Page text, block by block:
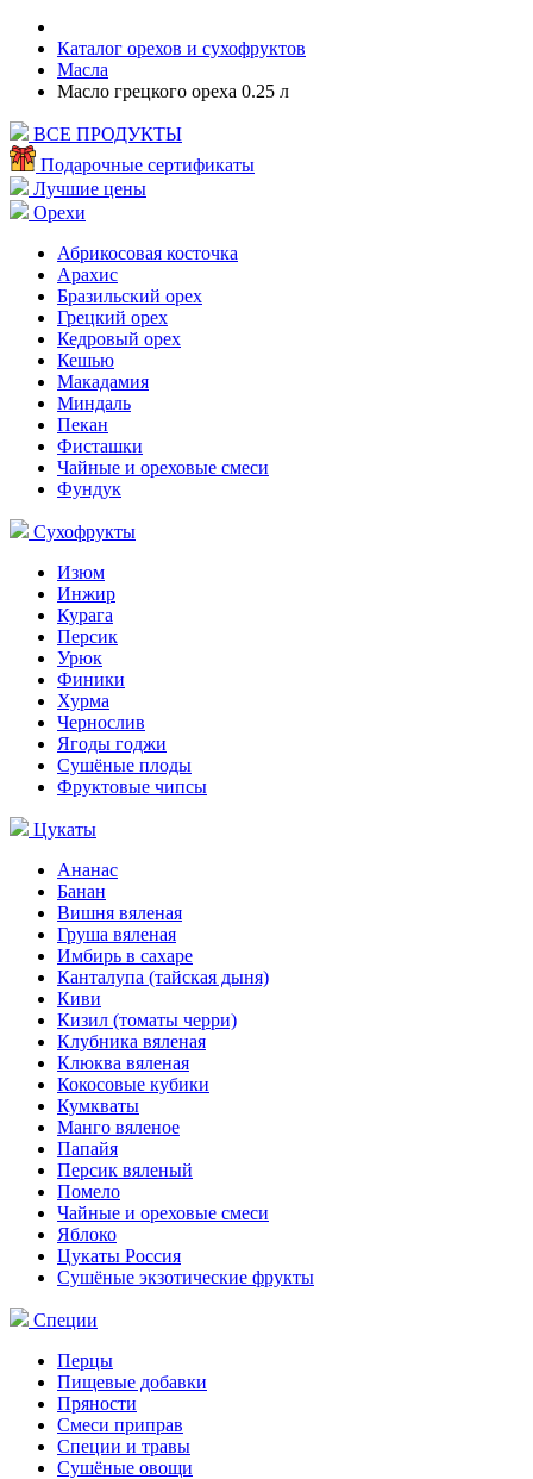
Каталог орехов и сухофруктов
Масла
Масло грецкого ореха 0.25 л
ВСЕ ПРОДУКТЫ
Подарочные сертификаты
Лучшие цены
Орехи
Абрикосовая косточка
Арахис
Бразильский орех
Грецкий орех
Кедровый орех
Кешью
Макадамия
Миндаль
Пекан
Фисташки
Чайные и ореховые смеси
Фундук
Сухофрукты
Изюм
Инжир
Курага
Персик
Урюк
Финики
Хурма
Чернослив
Ягоды годжи
Сушёные плоды
Фруктовые чипсы
Цукаты
Ананас
Банан
Вишня вяленая
Груша вяленая
Имбирь в сахаре
Канталупа (тайская дыня)
Киви
Кизил (томаты черри)
Клубника вяленая
Клюква вяленая
Кокосовые кубики
Кумкваты
Манго вяленое
Папайя
Персик вяленый
Помело
Чайные и ореховые смеси
Яблоко
Цукаты Россия
Сушёные экзотические фрукты
Специи
Перцы
Пищевые добавки
Пряности
Смеси приправ
Специи и травы
Сушёные овощи